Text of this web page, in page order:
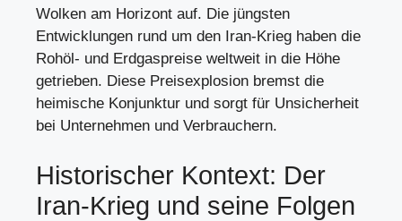
Wolken am Horizont auf. Die jüngsten
Entwicklungen rund um den Iran-Krieg haben die
Rohöl- und Erdgaspreise weltweit in die Höhe
getrieben. Diese Preisexplosion bremst die
heimische Konjunktur und sorgt für Unsicherheit
bei Unternehmen und Verbrauchern.
Historischer Kontext: Der
Iran-Krieg und seine Folgen